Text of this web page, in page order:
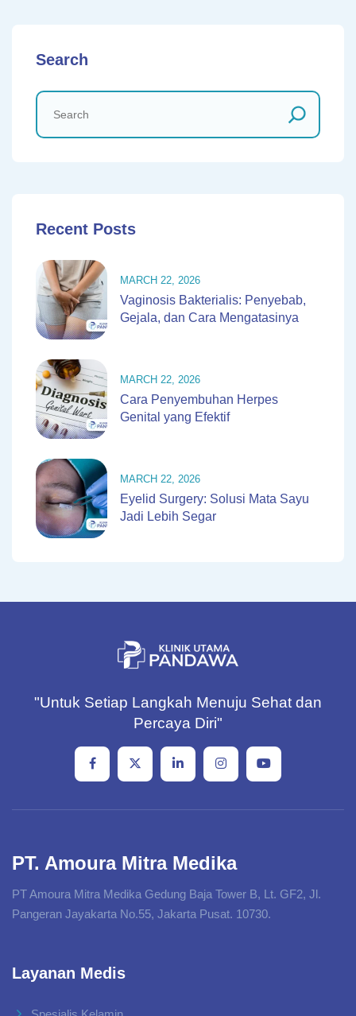
Search
Recent Posts
MARCH 22, 2026
Vaginosis Bakterialis: Penyebab,
Gejala, dan Cara Mengatasinya
MARCH 22, 2026
Cara Penyembuhan Herpes
Genital yang Efektif
MARCH 22, 2026
Eyelid Surgery: Solusi Mata Sayu
Jadi Lebih Segar
"Untuk Setiap Langkah Menuju Sehat dan
Percaya Diri"
PT. Amoura Mitra Medika
PT Amoura Mitra Medika Gedung Baja Tower B, Lt. GF2, Jl.
Pangeran Jayakarta No.55, Jakarta Pusat. 10730.
Layanan Medis